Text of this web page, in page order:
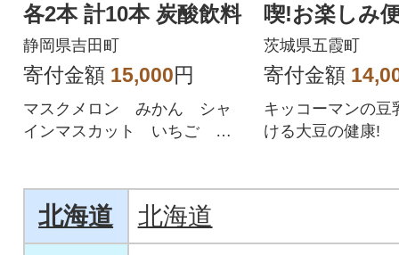
各2本 計10本 炭酸飲料
静岡県吉田町
寄付金額 15,000円
マスクメロン みかん シャ
インマスカット いちご も
喫!お楽しみ
茨城県五霞町
寄付金額
キッコーマンの豆
ける大豆の健康!
北海道 北海道